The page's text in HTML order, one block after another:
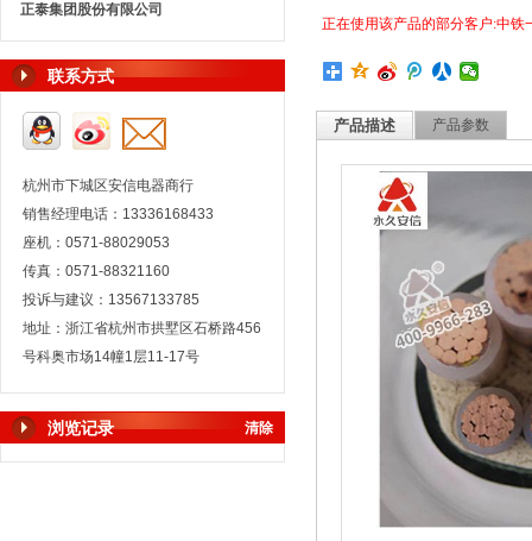
正泰集团股份有限公司
联系方式
杭州市下城区安信电器商行
销售经理电话：13336168433
座机：0571-88029053
传真：0571-88321160
投诉与建议：13567133785
地址：浙江省杭州市拱墅区石桥路456
号科奥市场14幢1层11-17号
浏览记录 清除
正在使用该产品的部分客户:中铁
产品描述 产品参数